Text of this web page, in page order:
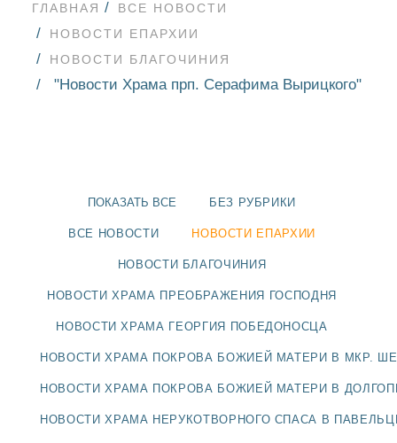
НОВОСТИ
БЛАГОЧИНИЯ
БЛАГОЧИНИЕ
ГЛАВНАЯ
ВСЕ НОВОСТИ
НОВОСТИ ЕПАРХИИ
НОВОСТИ БЛАГОЧИНИЯ
"Новости Храма прп. Серафима Вырицкого"
ПОКАЗАТЬ ВСЕ БЕЗ РУБРИКИ
ВСЕ НОВОСТИ НОВОСТИ ЕПАРХИИ
НОВОСТИ БЛАГОЧИНИЯ
НОВОСТИ ХРАМА ПРЕОБРАЖЕНИЯ ГОСПОДНЯ
НОВОСТИ ХРАМА ГЕОРГИЯ ПОБЕДОНОСЦА
НОВОСТИ ХРАМА ПОКРОВА БОЖИЕЙ МАТЕРИ В МКР.
НОВОСТИ ХРАМА ПОКРОВА БОЖИЕЙ МАТЕРИ В
НОВОСТИ ХРАМА НЕРУКОТВОРНОГО СПАСА В